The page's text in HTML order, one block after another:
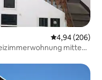
4,94 (206)
mitten